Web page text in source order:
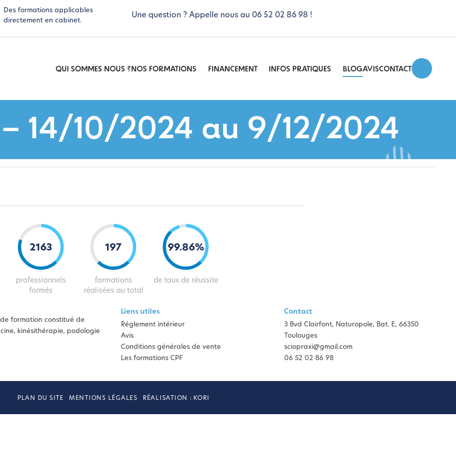
Des formations applicables
directement en cabinet.
Une question ? Appelle nous au 06 52 02 86 98 !
QUI SOMMES NOUS ?NOS FORMATIONS FINANCEMENT INFOS PRATIQUES BLOGAVISCONTACT
– 14/10/2024 au 9/12/2024
2163
professionnels
formés
197
formations
réalisées au total
99.86%
de taux de réussite
formation constitué de
kinésithérapie, podologie
Liens utiles
Réglement intérieur
Avis
Conditions générales de vente
Les formations CPF
Contact
3 Bvd Clairfont, Naturopole, Bat. E, 66350
Toulouges
sciopraxi@gmail.com
06 52 02 86 98
PLAN DU SITE MENTIONS LÉGALES RÉALISATION : KORI